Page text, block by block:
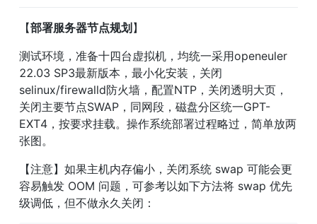
【部署服务器节点规划】
测试环境，准备十四台虚拟机，均统一采用openeuler
22.03 SP3最新版本，最小化安装，关闭
selinux/firewalld防火墙，配置NTP，关闭透明大页，
关闭主要节点SWAP，同网段，磁盘分区统一GPT-
EXT4，按要求挂载。操作系统部署过程略过，简单放两
张图。
【注意】如果主机内存偏小，关闭系统 swap 可能会更
容易触发 OOM 问题，可参考以如下方法将 swap 优先
级调低，但不做永久关闭：